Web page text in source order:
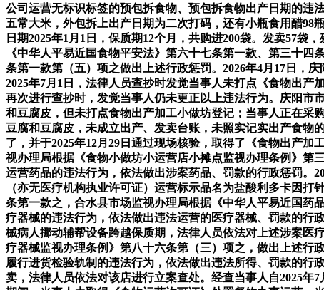
公司运营无标识标签的预包拆食物、预包拆食物出产日期的违
五常大米，外包拆上出产日期为二次打码，还有小瓶食用醋98
日期2025年1月1日，保质期12个月，共购进200袋。发卖57袋
《中华人平易近国食物平安法》第六十七条第一款、第三十
条第一款第（五）项之做出上述行政惩罚。2026年4月17日，
2025年7月1日，法律人员查抄时发觉当事人未打点《食物出
再次进行查抄时，发觉当事人仍未更正以上违法行为。庆阳市
和豆腐皮，但未打点食物出产加工小做坊登记；当事人正在采
豆腐和豆腐皮，未成立出产、发卖台账，未照实记实出产食物
了，并于2025年12月29日通过现场核验，取得了《食物出产
视办理局根据《食物小做坊小运营店小摊点监视办理条例》第
运营药品的违法行为，依法做出涉案药品、罚款的行政惩罚。
（亦无医疗机构执业许可证）运营标示品名为盐酸利多卡因
条第一款之，合水县市场监视办理局根据《中华人平易近国药
疗器械的违法行为，依法做出违法运营的医疗器械、罚款的行
械病人挪动辅帮设备跨越保质期，法律人员依法对上述涉案医
疗器械监视办理条例》第八十六条第（三）项之，做出上述行
履行进货检验轨制的违法行为，依法做出违法所得、罚款的行
卖，法律人员依法对该店进行立案查处。经查当事人自2025年